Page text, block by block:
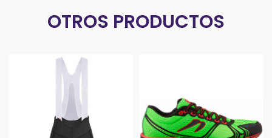
OTROS PRODUCTOS